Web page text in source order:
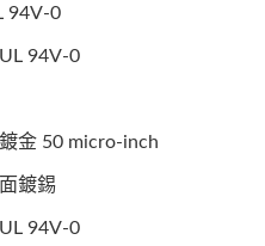
94V-0
94V-0
金 50 micro-inch
鍍錫
94V-0